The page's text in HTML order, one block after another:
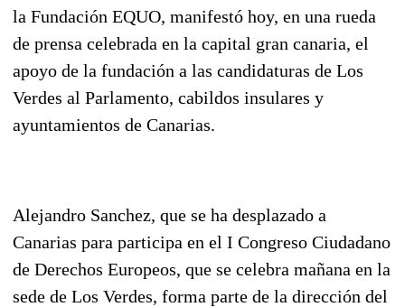
la Fundación EQUO, manifestó hoy, en una rueda
de prensa celebrada en la capital gran canaria, el
apoyo de la fundación a las candidaturas de Los
Verdes al Parlamento, cabildos insulares y
ayuntamientos de Canarias.
Alejandro Sanchez, que se ha desplazado a
Canarias para participa en el I Congreso Ciudadano
de Derechos Europeos, que se celebra mañana en la
sede de Los Verdes, forma parte de la dirección del